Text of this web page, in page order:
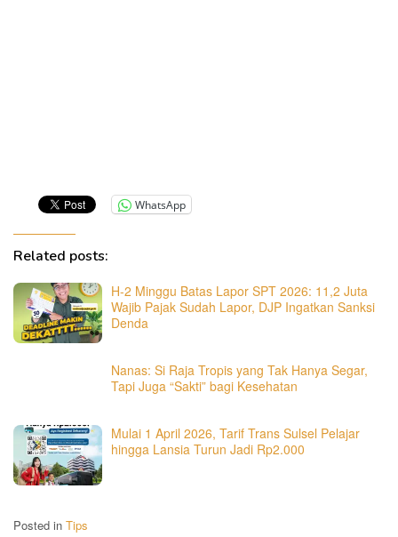
WhatsApp
Related posts:
​H-2 Minggu Batas Lapor SPT 2026: 11,2 Juta
Wajib Pajak Sudah Lapor, DJP Ingatkan Sanksi
Denda
Nanas: Si Raja Tropis yang Tak Hanya Segar,
Tapi Juga “Sakti” bagi Kesehatan
Mulai 1 April 2026, Tarif Trans Sulsel Pelajar
hingga Lansia Turun Jadi Rp2.000
Posted in Tips